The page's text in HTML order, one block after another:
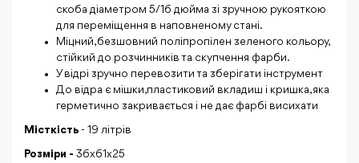
скоба діаметром 5/16 дюйма зі зручною рукояткою
для переміщення в наповненому стані.
Міцний, безшовний поліпропілен зеленого кольору,
стійкий до розчинників та скупчення фарби.
У відрі зручно перевозити та зберігати інструмент
До відра є мішки,пластиковий вкладиш і кришка, яка
герметично закривається і не дає фарбі висихати
Місткість - 19 літрів
Розміри - 36х61х25